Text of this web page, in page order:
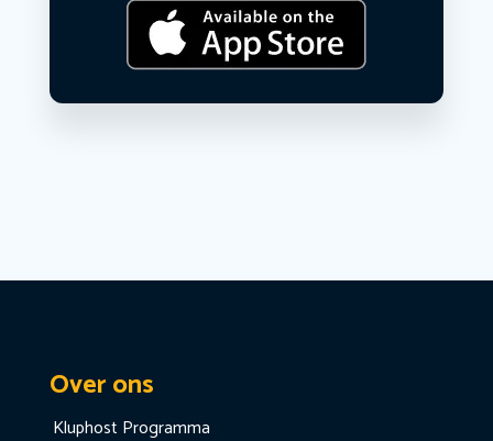
Over ons
Kluphost Programma